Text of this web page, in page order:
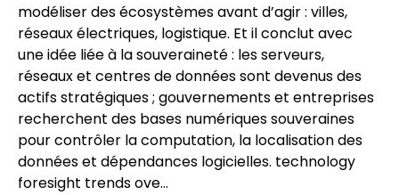
modéliser des écosystèmes avant d’agir : villes,
réseaux électriques, logistique. Et il conclut avec
une idée liée à la souveraineté : les serveurs,
réseaux et centres de données sont devenus des
actifs stratégiques ; gouvernements et entreprises
recherchent des bases numériques souveraines
pour contrôler la computation, la localisation des
données et dépendances logicielles. technology
foresight trends ove…